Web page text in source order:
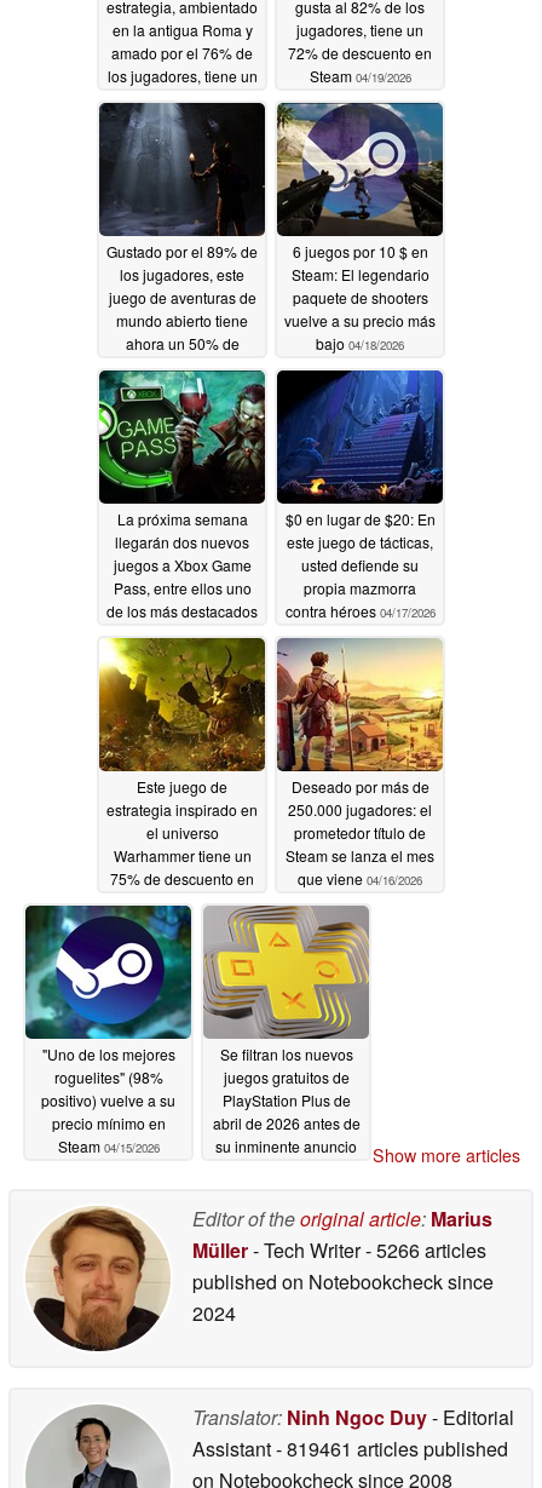
estrategia, ambientado
en la antigua Roma y
amado por el 76% de
los jugadores, tiene un
80% de descuento en
Steam04/21/2026
gusta al 82% de los
jugadores, tiene un
72% de descuento en
Steam 04/19/2026
Gustado por el 89% de
los jugadores, este
juego de aventuras de
mundo abierto tiene
ahora un 50% de
descuento en Steam
04/18/2026
6 juegos por 10 $ en
Steam: El legendario
paquete de shooters
vuelve a su precio más
bajo 04/18/2026
La próxima semana
llegarán dos nuevos
juegos a Xbox Game
Pass, entre ellos uno
de los más destacados
04/18/2026
$0 en lugar de $20: En
este juego de tácticas,
usted defiende su
propia mazmorra
contra héroes 04/17/2026
Este juego de
estrategia inspirado en
el universo
Warhammer tiene un
75% de descuento en
Steam04/17/2026
Deseado por más de
250.000 jugadores: el
prometedor título de
Steam se lanza el mes
que viene 04/16/2026
"Uno de los mejores
roguelites" (98%
positivo) vuelve a su
precio mínimo en
Steam 04/15/2026
Se filtran los nuevos
juegos gratuitos de
PlayStation Plus de
abril de 2026 antes de
su inminente anuncio
Show more articles
Editor of theoriginal article: Marius
Müller- Tech Writer- 5266 articles
published on Notebookchecksince
2024
Translator: Ninh Ngoc Duy- Editorial
Assistant- 819461 articles published
on Notebookchecksince 2008